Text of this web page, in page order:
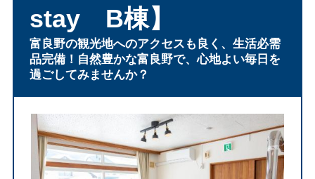
stay B棟】
富良野の観光地へのアクセスも良く、生活必需
品完備！自然豊かな富良野で、心地よい毎日を
過ごしてみませんか？